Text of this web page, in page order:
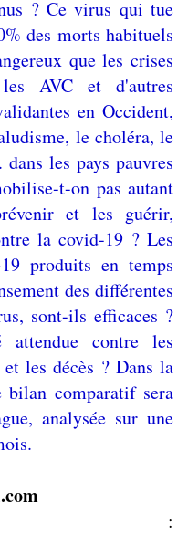
? Ce virus qui tue
des morts habituels
que les crises
AVC et d'autres
en Occident,
le choléra, le
les pays pauvres
t-on pas autant
et les guérir,
la covid-19 ? Les
produits en temps
des différentes
sont-ils efficaces ?
contre les
les décès ? Dans la
bilan comparatif sera
analysée sur une
: